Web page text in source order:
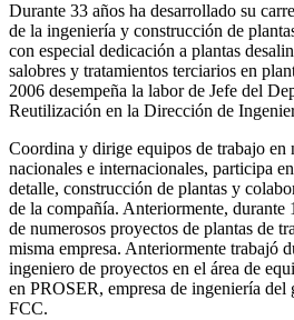
Durante 33 años ha desarrollado su
de la ingeniería y construcción de
con especial dedicación a plantas
salobres y tratamientos terciarios en
2006 desempeña la labor de Jefe del
Reutilización en la Dirección de
Coordina y dirige equipos de trabajo en
nacionales e internacionales, participa
detalle, construcción de plantas y
de la compañía. Anteriormente, durante
de numerosos proyectos de plantas de
misma empresa. Anteriormente trabajó
ingeniero de proyectos en el área de
en PROSER, empresa de ingeniería del
FCC.